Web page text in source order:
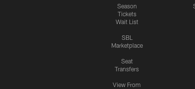
Season
Tickets
Wait List
SBL
Marketplace
Seat
Transfers
View From